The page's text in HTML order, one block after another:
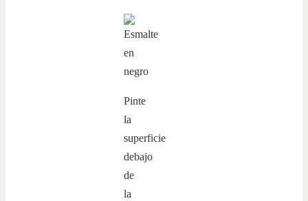
Pinte
la
superficie
debajo
de
la